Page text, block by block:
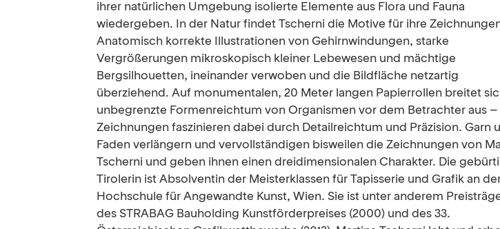
ihrer natürlichen Umgebung isolierte Elemente aus Flora und Fauna
wiedergeben. In der Natur findet Tscherni die Motive für ihre
Anatomisch korrekte Illustrationen von Gehirnwindungen, starke
Vergrößerungen mikroskopisch kleiner Lebewesen und mächtige
Bergsilhouetten, ineinander verwoben und die Bildfläche netzartig
überziehend. Auf monumentalen, 20 Meter langen Papierrollen breitet
unbegrenzte Formenreichtum von Organismen vor dem Betrachter aus –
Zeichnungen faszinieren dabei durch Detailreichtum und Präzision. Garn
Faden verlängern und vervollständigen bisweilen die Zeichnungen von
Tscherni und geben ihnen einen dreidimensionalen Charakter. Die
Tirolerin ist Absolventin der Meisterklassen für Tapisserie und Grafik an
Hochschule für Angewandte Kunst, Wien. Sie ist unter anderem
des STRABAG Bauholding Kunstförderpreises (2000) und des 33.